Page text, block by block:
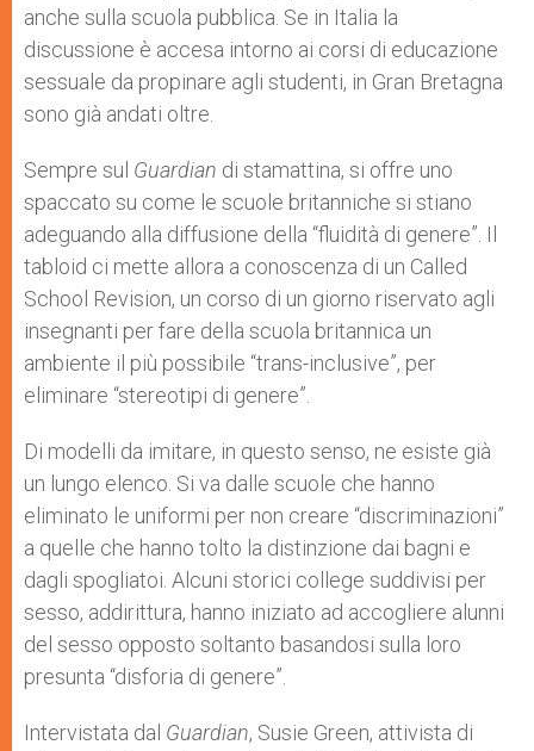
anche sulla scuola pubblica. Se in Italia la
discussione è accesa intorno ai corsi di educazione
sessuale da propinare agli studenti, in Gran Bretagna
sono già andati oltre.
Sempre sul Guardian di stamattina, si offre uno
spaccato su come le scuole britanniche si stiano
adeguando alla diffusione della “fluidità di genere”. Il
tabloid ci mette allora a conoscenza di un Called
School Revision, un corso di un giorno riservato agli
insegnanti per fare della scuola britannica un
ambiente il più possibile “trans-inclusive”, per
eliminare “stereotipi di genere”.
Di modelli da imitare, in questo senso, ne esiste già
un lungo elenco. Si va dalle scuole che hanno
eliminato le uniformi per non creare “discriminazioni”
a quelle che hanno tolto la distinzione dai bagni e
dagli spogliatoi. Alcuni storici college suddivisi per
sesso, addirittura, hanno iniziato ad accogliere alunni
del sesso opposto soltanto basandosi sulla loro
presunta “disforia di genere”.
Intervistata dal Guardian, Susie Green, attivista di